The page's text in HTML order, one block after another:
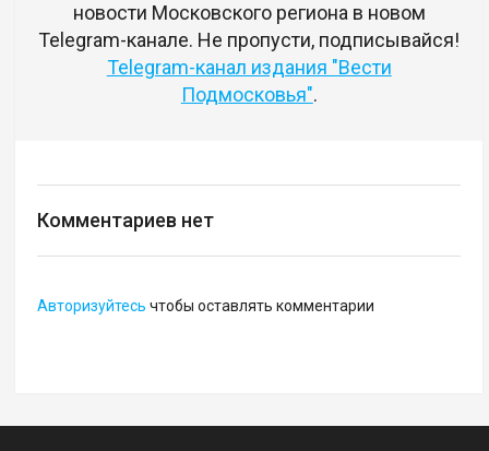
новости Московского региона в новом
Telegram-канале. Не пропусти, подписывайся!
Telegram-канал издания "Вести
Подмосковья".
Комментариев нет
Авторизуйтесь чтобы оставлять комментарии